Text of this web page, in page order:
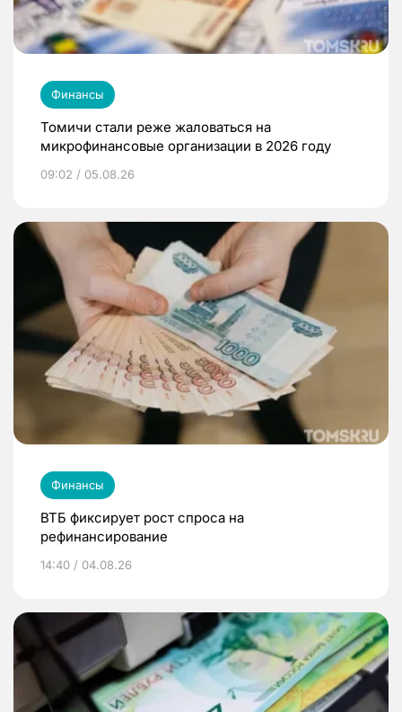
Финансы
Томичи стали реже жаловаться на
микрофинансовые организации в 2026 году
09:02 / 05.08.26
Финансы
ВТБ фиксирует рост спроса на
рефинансирование
14:40 / 04.08.26